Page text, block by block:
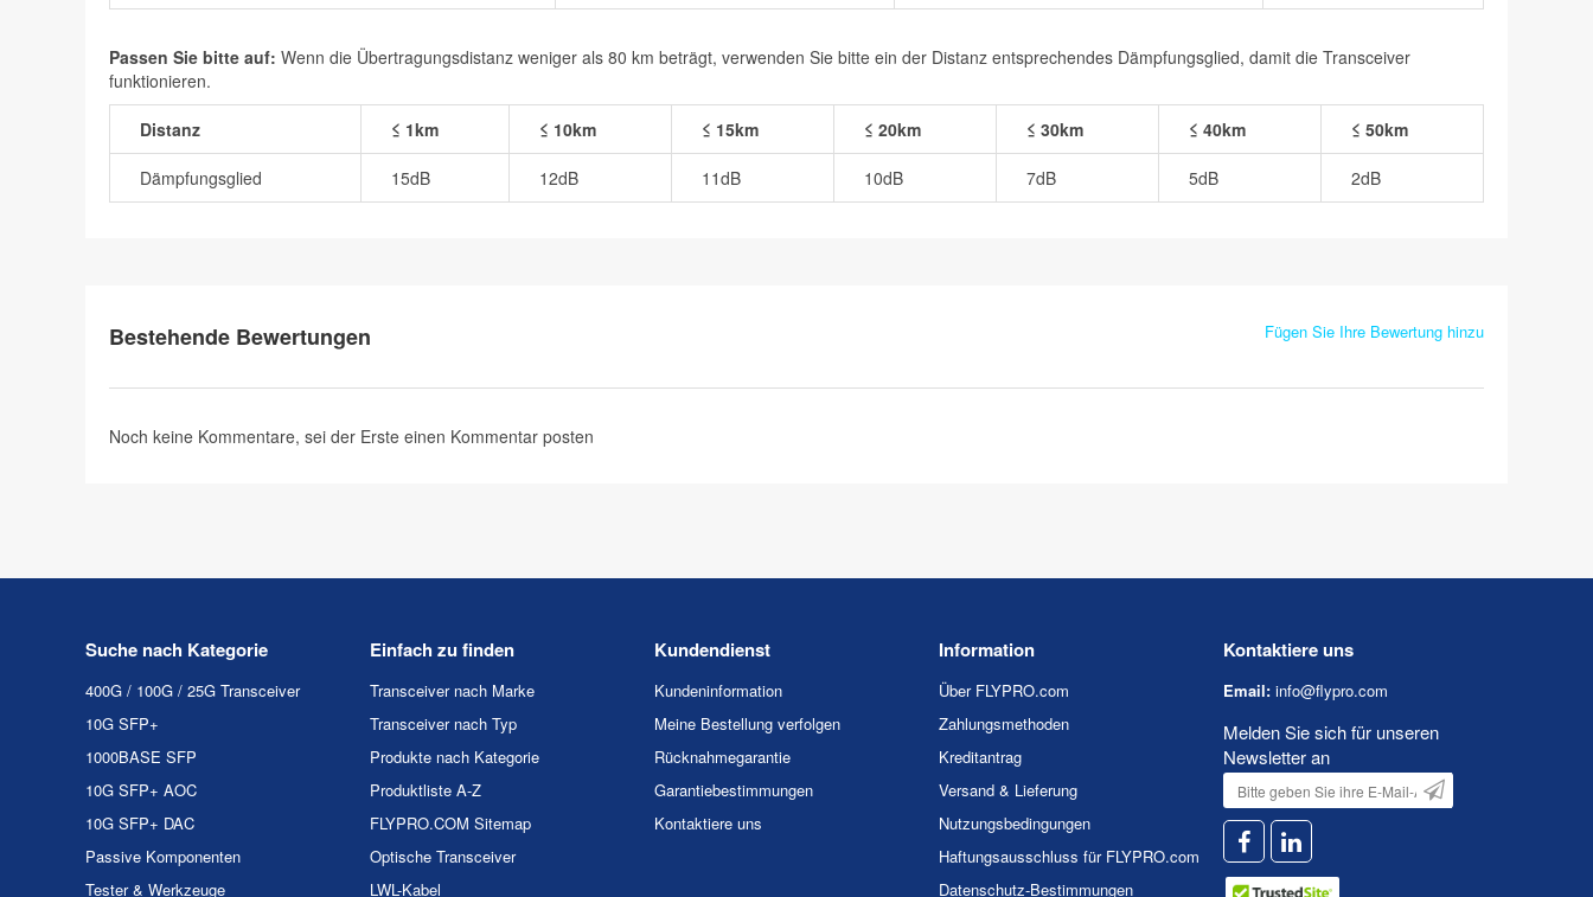
Passen Sie bitte auf: Wenn die Übertragungsdistanz weniger als 80 km beträgt, verwenden Sie bitte ein der Distanz entsprechendes Dämpfungsglied, damit die Transceiver
funktionieren.
Distanz ≤ 1km ≤ 10km ≤ 15km ≤ 20km ≤ 30km ≤ 40km ≤ 50km
Dämpfungsglied 15dB 12dB 11dB 10dB 7dB 5dB 2dB
Bestehende Bewertungen Fügen Sie Ihre Bewertung hinzu
Noch keine Kommentare, sei der Erste einen Kommentar posten
Suche nach Kategorie
400G / 100G / 25G Transceiver
10G SFP+
1000BASE SFP
10G SFP+ AOC
10G SFP+ DAC
Passive Komponenten
Tester & Werkzeuge
Einfach zu finden
Transceiver nach Marke
Transceiver nach Typ
Produkte nach Kategorie
Produktliste A-Z
FLYPRO.COM Sitemap
Optische Transceiver
LWL-Kabel
Kundendienst
Kundeninformation
Meine Bestellung verfolgen
Rücknahmegarantie
Garantiebestimmungen
Kontaktiere uns
Information
Über FLYPRO.com
Zahlungsmethoden
Kreditantrag
Versand & Lieferung
Nutzungsbedingungen
Haftungsausschluss für FLYPRO.com
Datenschutz-Bestimmungen
Kontaktiere uns
Email: info@flypro.com
Melden Sie sich für unseren
Newsletter an